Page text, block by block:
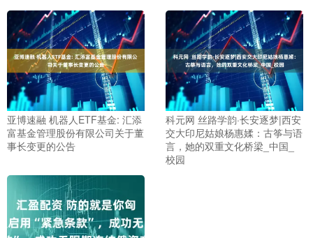
亚博速融 机器人ETF基金: 汇添
富基金管理股份有限公司关于董
事长变更的公告
科元网 丝路学韵·长安逐梦|西安
交大印尼姑娘杨惠媃：古筝与语
言，她的双重文化桥梁_中国_
校园